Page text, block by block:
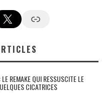
X Google News
REMAKE QUI RESSUSCITE LE
CICATRICES